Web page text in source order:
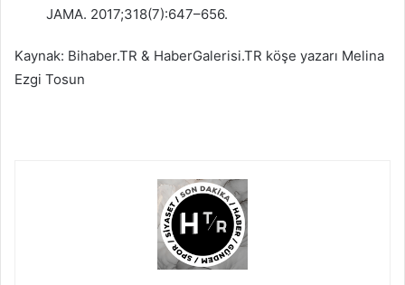
JAMA. 2017;318(7):647–656.
Kaynak: Bihaber.TR & HaberGalerisi.TR köşe yazarı Melina
Ezgi Tosun